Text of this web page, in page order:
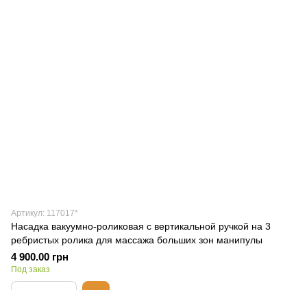
Артикул: 117017*
Насадка вакуумно-роликовая с вертикальной ручкой на 3
ребристых ролика для массажа больших зон манипулы
4 900.00 грн
Под заказ